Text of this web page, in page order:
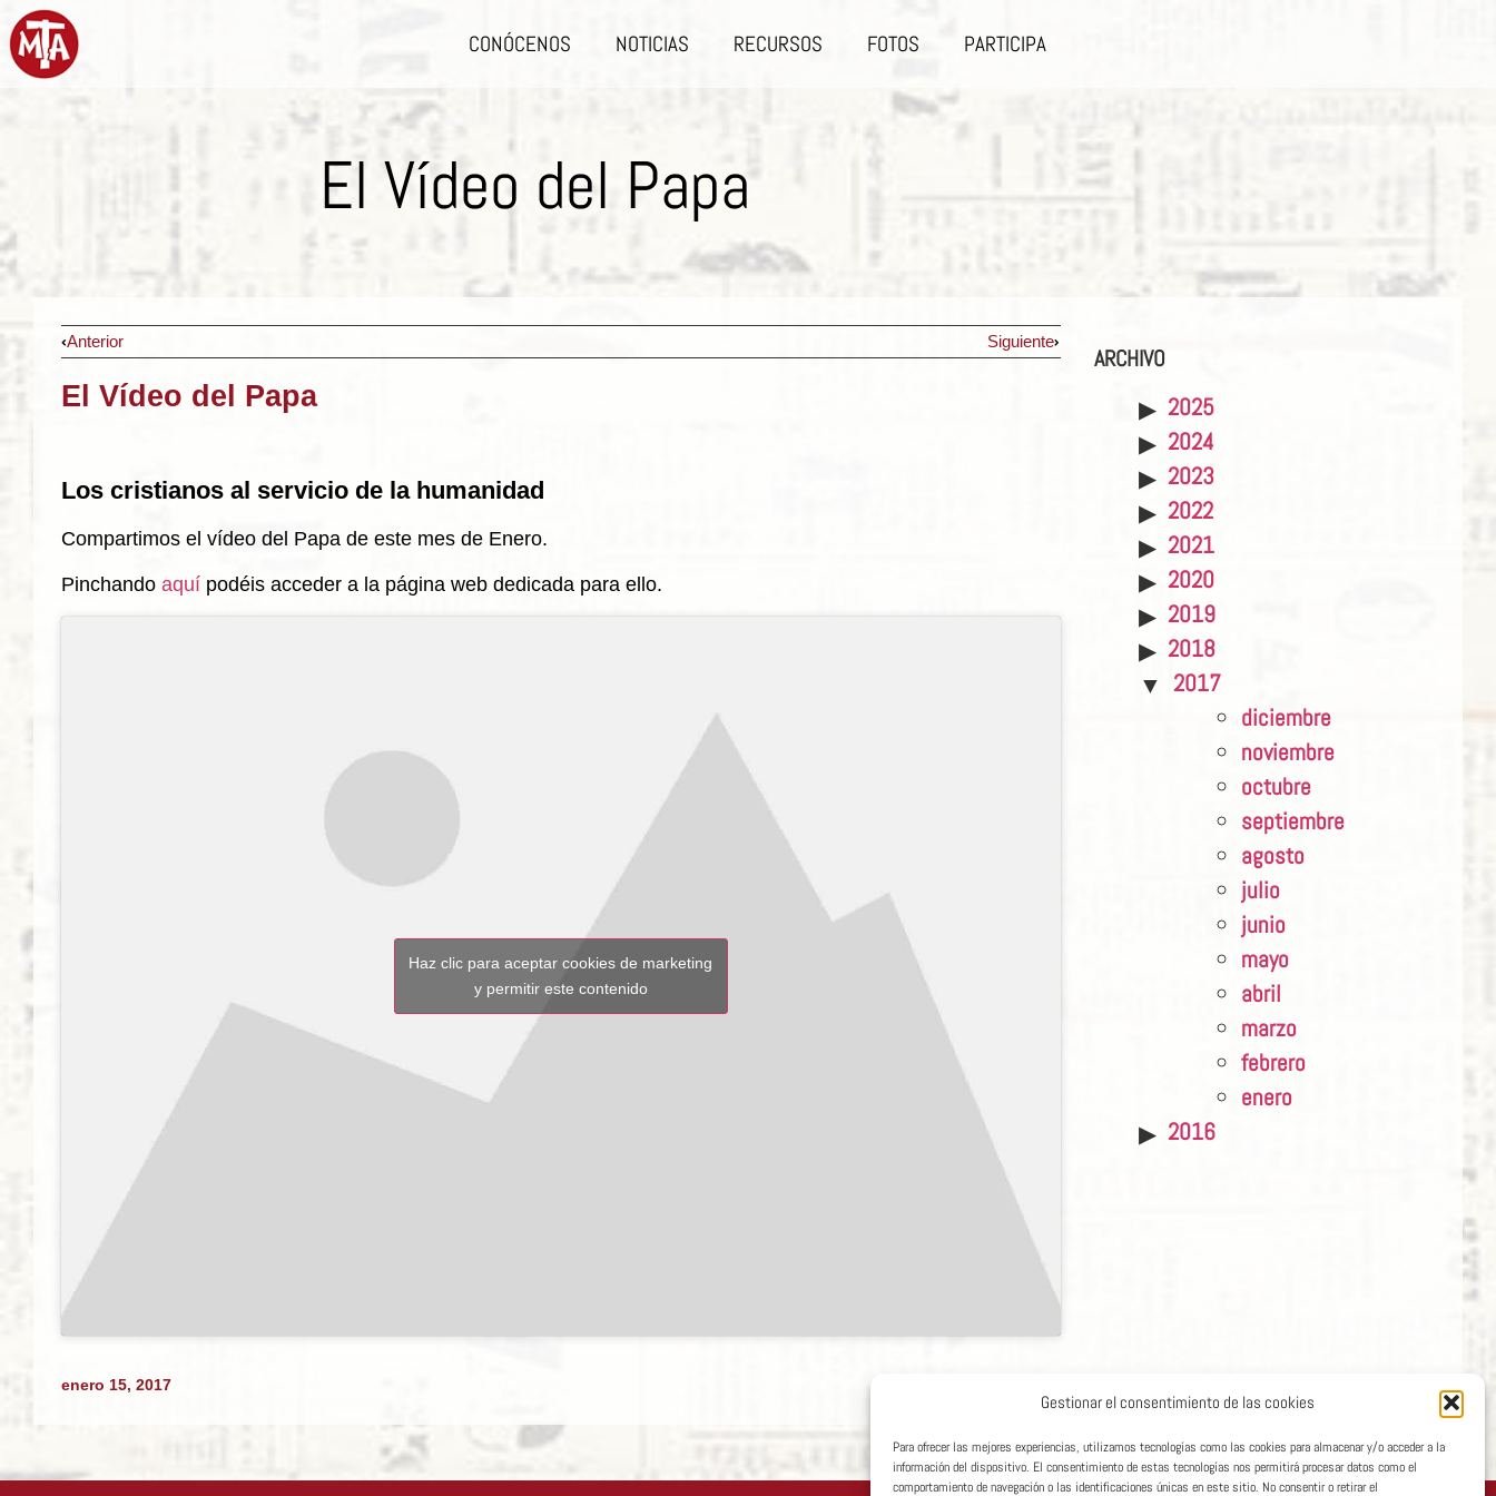
Gestionar el consentimiento de las cookies
Para ofrecer las mejores experiencias, utilizamos tecnologías como las cookies para almacenar y/o acceder a la
información del dispositivo. El consentimiento de estas tecnologías nos permitirá procesar datos como el
comportamiento de navegación o las identificaciones únicas en este sitio. No consentir o retirar el
CONÓCENOS NOTICIAS RECURSOS FOTOS PARTICIPA
El Vídeo del Papa
Anterior Siguiente
El Vídeo del Papa
Los cristianos al servicio de la humanidad
Compartimos el vídeo del Papa de este mes de Enero.
Pinchando aquí podéis acceder a la página web dedicada para ello.
Haz clic para aceptar cookies de marketing
y permitir este contenido
enero 15, 2017
ARCHIVO
2025
2024
2023
2022
2021
2020
2019
2018
2017
diciembre
noviembre
octubre
septiembre
agosto
julio
junio
mayo
abril
marzo
febrero
enero
2016